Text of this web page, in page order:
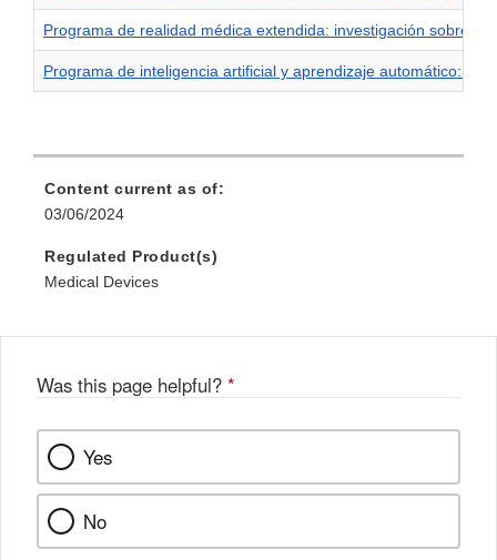
Programa de realidad médica extendida: investigación sobre
Programa de inteligencia artificial y aprendizaje automático:
Content current as of:
03/06/2024
Regulated Product(s)
Medical Devices
Was this page helpful? *
Yes
No